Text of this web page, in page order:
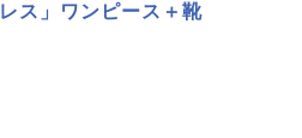
ス」ワンピース＋靴